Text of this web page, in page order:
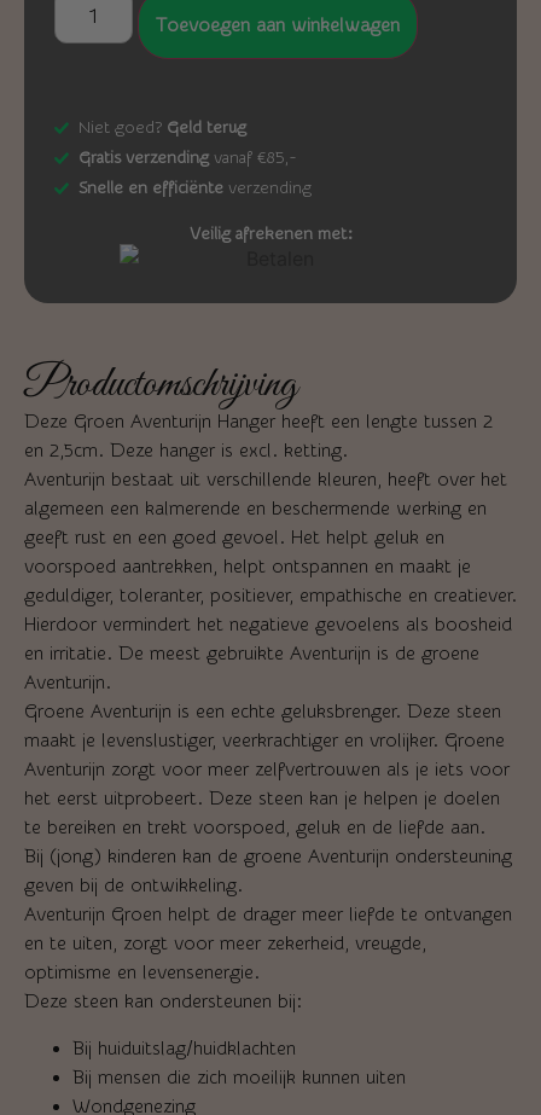
Toevoegen aan winkelwagen
Niet goed? Geld terug
Gratis verzending vanaf €85,-
Snelle en efficiënte verzending
Veilig afrekenen met:
Productomschrijving
Deze Groen Aventurijn Hanger heeft een lengte tussen 2
en 2,5cm. Deze hanger is excl. ketting.
Aventurijn bestaat uit verschillende kleuren, heeft over het
algemeen een kalmerende en beschermende werking en
geeft rust en een goed gevoel. Het helpt geluk en
voorspoed aantrekken, helpt ontspannen en maakt je
geduldiger, toleranter, positiever, empathische en creatiever.
Hierdoor vermindert het negatieve gevoelens als boosheid
en irritatie. De meest gebruikte Aventurijn is de groene
Aventurijn.
Groene Aventurijn is een echte geluksbrenger. Deze steen
maakt je levenslustiger, veerkrachtiger en vrolijker. Groene
Aventurijn zorgt voor meer zelfvertrouwen als je iets voor
het eerst uitprobeert. Deze steen kan je helpen je doelen
te bereiken en trekt voorspoed, geluk en de liefde aan.
Bij (jong) kinderen kan de groene Aventurijn ondersteuning
geven bij de ontwikkeling.
Aventurijn Groen helpt de drager meer liefde te ontvangen
en te uiten, zorgt voor meer zekerheid, vreugde,
optimisme en levensenergie.
Deze steen kan ondersteunen bij:
Bij huiduitslag/huidklachten
Bij mensen die zich moeilijk kunnen uiten
Wondgenezing